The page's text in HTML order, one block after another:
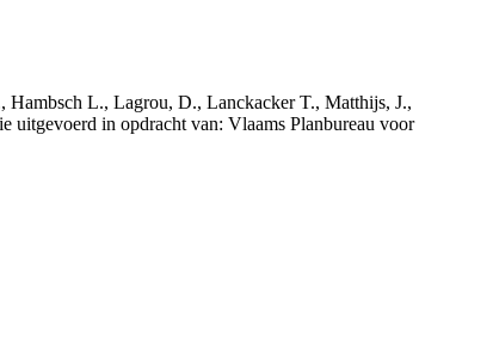
Hambsch L., Lagrou, D., Lanckacker T., Matthijs, J.,
in opdracht van: Vlaams Planbureau voor